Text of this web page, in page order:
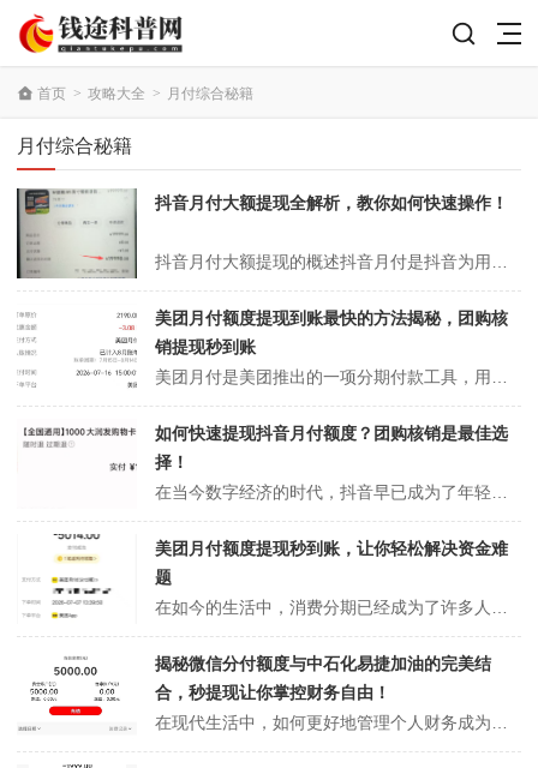
首页 > 攻略大全 > 月付综合秘籍
月付综合秘籍
抖音月付大额提现全解析，教你如何快速操作！
美团月付额度提现到账最快的方法揭秘，团购核
销提现秒到账
如何快速提现抖音月付额度？团购核销是最佳选
择！
美团月付额度提现秒到账，让你轻松解决资金难
题
揭秘微信分付额度与中石化易捷加油的完美结
合，秒提现让你掌控财务自由！